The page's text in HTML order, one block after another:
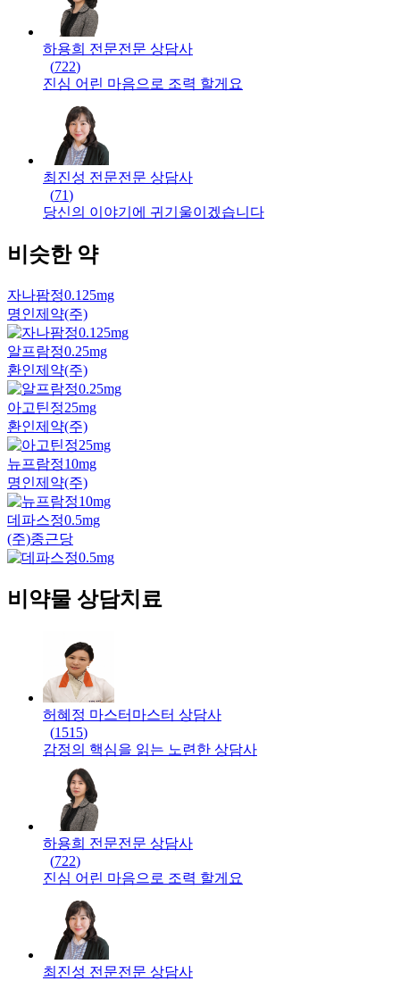
하용희 전문전문 상담사
(722)
진심 어린 마음으로 조력 할게요
최진성 전문전문 상담사
(71)
당신의 이야기에 귀기울이겠습니다
비슷한 약
자나팜정0.125mg
명인제약(주)
알프람정0.25mg
환인제약(주)
아고틴정25mg
환인제약(주)
뉴프람정10mg
명인제약(주)
데파스정0.5mg
(주)종근당
비약물 상담치료
허혜정 마스터 마스터 상담사
(1515)
감정의 핵심을 읽는 노련한 상담사
하용희 전문전문 상담사
(722)
진심 어린 마음으로 조력 할게요
최진성 전문전문 상담사